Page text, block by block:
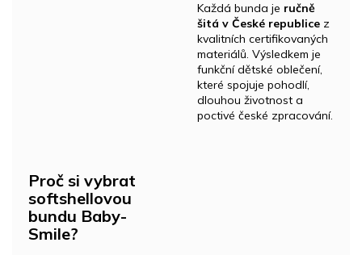
Každá bunda je ručně
šitá v České republice z
kvalitních certifikovaných
materiálů. Výsledkem je
funkční dětské oblečení,
které spojuje pohodlí,
dlouhou životnost a
poctivé české zpracování.
Proč si vybrat
softshellovou
bundu Baby-
Smile?